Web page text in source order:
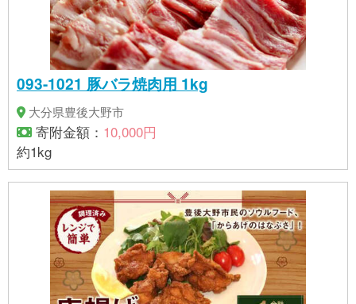
093-1021 豚バラ焼肉用 1kg
大分県豊後大野市
寄附金額： 10,000円
約1kg